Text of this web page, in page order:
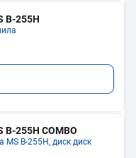
B-255H
B-255H COMBO
MS B-255H, диск диск